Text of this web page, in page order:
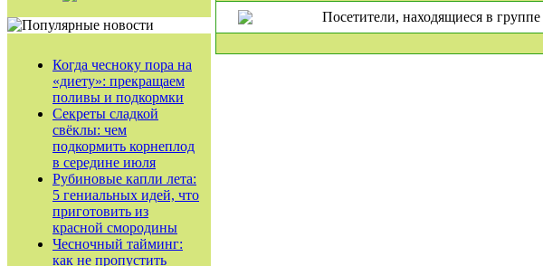
Когда чесноку пора на
«диету»: прекращаем
поливы и подкормки
Секреты сладкой
свёклы: чем
подкормить корнеплод
в середине июля
Рубиновые капли лета:
5 гениальных идей, что
приготовить из
красной смородины
Чесночный тайминг:
как не пропустить
Посетители, находящиеся в группе